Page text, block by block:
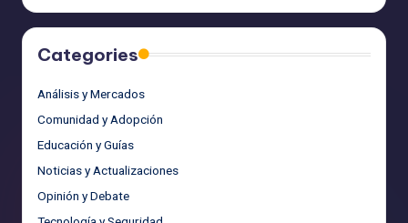
Categories
Análisis y Mercados
Comunidad y Adopción
Educación y Guías
Noticias y Actualizaciones
Opinión y Debate